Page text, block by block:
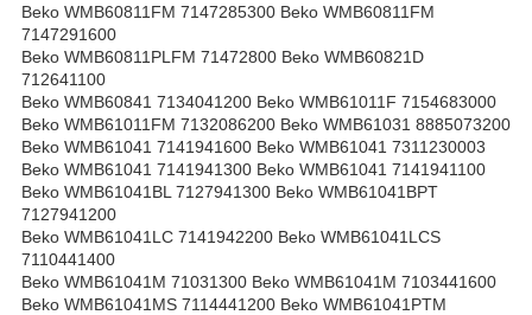
Beko WMB60811FM 7147285300 Beko WMB60811FM
7147291600
Beko WMB60811PLFM 71472800 Beko WMB60821D
712641100
Beko WMB60841 7134041200 Beko WMB61011F 7154683000
Beko WMB61011FM 7132086200 Beko WMB61031 8885073200
Beko WMB61041 7141941600 Beko WMB61041 7311230003
Beko WMB61041 7141941300 Beko WMB61041 7141941100
Beko WMB61041BL 7127941300 Beko WMB61041BPT
7127941200
Beko WMB61041LC 7141942200 Beko WMB61041LCS
7110441400
Beko WMB61041M 71031300 Beko WMB61041M 7103441600
Beko WMB61041MS 7114441200 Beko WMB61041PTM